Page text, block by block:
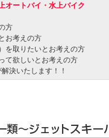
オートバイ・水上バイク
方
お考えの方
を取りたいとお考えの方
て欲しいとお考えの方
決いたします！！